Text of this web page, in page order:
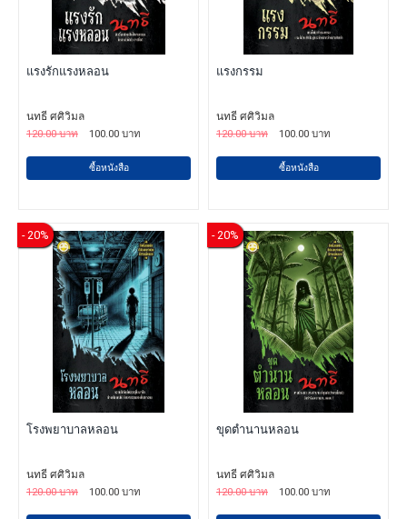
แรงรักแรงหลอน
นทธี ศศิวิมล
120.00 บาท
100.00 บาท
ซื้อหนังสือ
แรงกรรม
นทธี ศศิวิมล
120.00 บาท
100.00 บาท
ซื้อหนังสือ
- 20%
โรงพยาบาลหลอน
นทธี ศศิวิมล
120.00 บาท
100.00 บาท
- 20%
ขุดตำนานหลอน
นทธี ศศิวิมล
120.00 บาท
100.00 บาท